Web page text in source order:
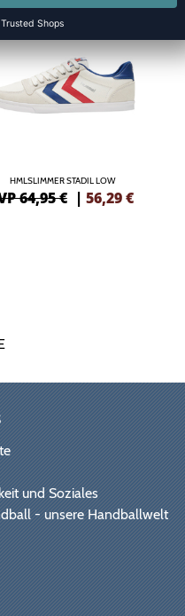
HMLSLIMMER STADIL LOW
64,95 € | 56,29€
und Soziales
- unsere Handballwelt